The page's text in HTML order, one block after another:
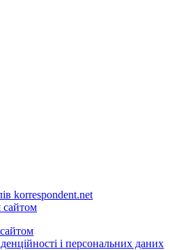
korrespondent.net
сайтом
і персональних даних